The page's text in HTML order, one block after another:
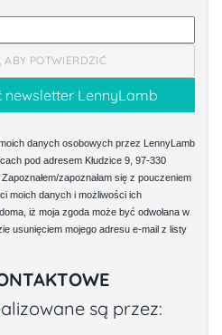
POTWIERDZIĆ
danych osobowych przez LennyLamb
pod adresem Kłudzice 9, 97-330
zapoznałam się z pouczeniem
moich danych i możliwości ich
iż moja zgoda może być odwołana w
usunięciem mojego adresu e-mail z listy
są przez: